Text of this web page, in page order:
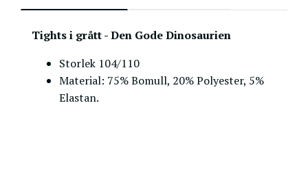
Tights i grått - Den Gode Dinosaurien
Storlek 104/110
Material: 75% Bomull, 20% Polyester, 5%
Elastan.